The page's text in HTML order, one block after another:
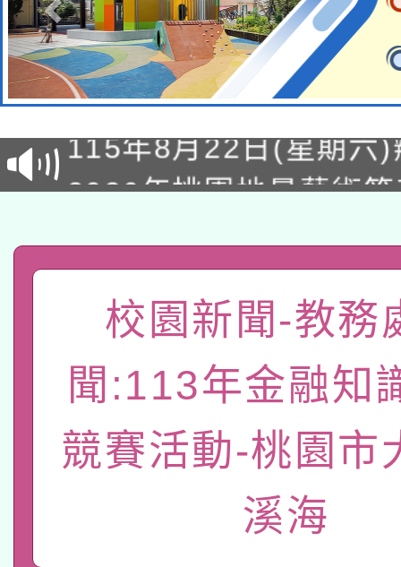
轉知經濟部水利署委託
業技術研究院辦理「
用水績優單位及節水達
動」
115年8月22日(星期六
桃園市孔廟祈福系列
開 智慧啟航」
2026年桃園地景藝術
關事宜
轉知教育部國民及學前
國立臺灣師範大學辦
年度健康促進學校輔導
業成長研習」實施計畫
函轉國家教育研究院
原住民族教育政策研討
轉知教育部國民及學前
新北市政府教育局辦理
師專業成長研習實施計
方素養工作坊新北場」
函轉國立臺灣師範大學
族語言臺北學習中心
「族語學習班」招生簡
轉知有關國立成功大學
文教學共融平台-教案
教育部國民及學前教
年度COVID-19疫苗接
轉知經濟部水利署委託
校園新聞-教務
聞:113年金融知
競賽活動-桃園市
溪海